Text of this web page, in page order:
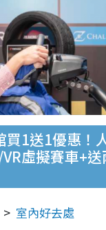
買1送1優惠！
虛擬賽車+
室內好去處